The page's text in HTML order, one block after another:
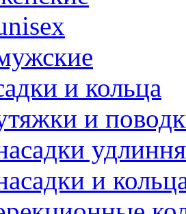
и кольца
и
и